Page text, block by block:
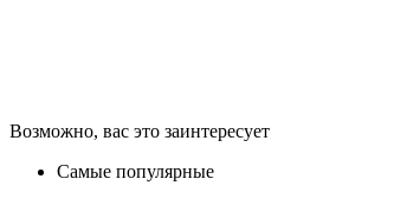
Возможно, вас это заинтересует
Самые популярные